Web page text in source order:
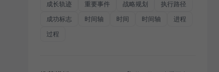
成长轨迹 重要事件 战略规划 执行路径
成功标志 时间轴 时间 时间轴 进程
过程